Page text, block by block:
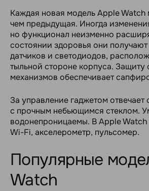
Каждая новая модель Apple
чем предыдущая. Иногда
но функционал неизменно
состоянии здоровья они
датчиков и светодиодов,
тыльной стороне корпуса. Защиту
механизмов обеспечивает
За управление гаджетом отвечает
с прочным небьющимся стеклом.
водонепроницаемы. В Apple Watch
Wi-Fi, акселерометр, пульсомер.
Популярные
Watch